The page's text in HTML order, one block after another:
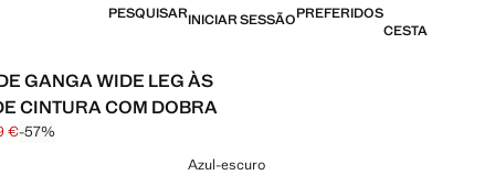
PESQUISARINICIAR SESSÃOPREFERIDOS
CESTA
GANGA WIDE LEG ÀS
CINTURA COM DOBRA
[29,99 € ]
€ ]
€-57%
cor
Azul-escuro